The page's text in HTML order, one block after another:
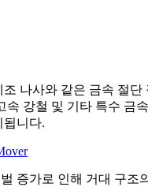
나사와 같은 금속 절
속 강철 및 기타 특수 금
됩니다.
증가로 인해 거대 구